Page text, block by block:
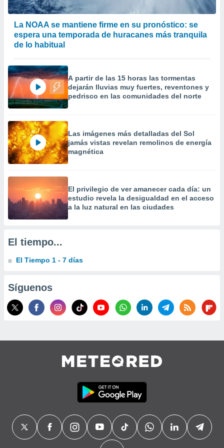
crear un
uso de
medir el
de la
el
del
de
o a través
de
de
uso de
con el
mediante
publicidad
publicidad
de
1199
La NOAA se mantiene firme en su pronóstico: se
espera una temporada de huracanes más tranquila
de lo habitual
A partir de las 15 horas las tormentas
dejarán lluvias muy fuertes, reventones y
pedrisco en las comunidades del norte
Las imágenes más detalladas del Sol
jamás vistas revelan remolinos de energía
magnética
El privilegio de ver amanecer cada día: un
estudio revela la desigualdad en el acceso
a la luz natural en las ciudades
El tiempo...
El Tiempo 1 - 7 días
Síguenos